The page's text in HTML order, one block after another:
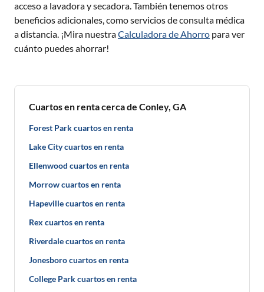
acceso a lavadora y secadora. También tenemos otros
beneficios adicionales, como servicios de consulta médica
a distancia. ¡Mira nuestraCalculadora de Ahorro para ver
cuánto puedes ahorrar!
Cuartos en renta cerca de Conley, GA
Forest Park cuartos en renta
Lake City cuartos en renta
Ellenwood cuartos en renta
Morrow cuartos en renta
Hapeville cuartos en renta
Rex cuartos en renta
Riverdale cuartos en renta
Jonesboro cuartos en renta
College Park cuartos en renta